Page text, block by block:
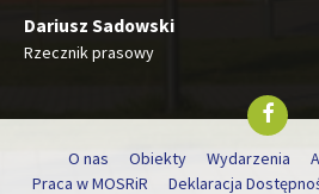
Dariusz Sadowski
Rzecznik prasowy
O nas Obiekty Wydarzenia
Praca w MOSRiR
Deklaracja